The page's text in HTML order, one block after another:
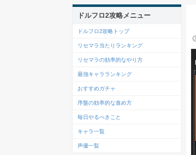
ドルフロ2攻略メニュー
ドルフロ2攻略トップ
リセマラ当たりランキング
リセマラの効率的なやり方
最強キャラランキング
おすすめガチャ
序盤の効率的な進め方
毎日やるべきこと
キャラ一覧
声優一覧